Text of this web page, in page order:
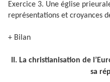
Exercice 3. Une église
représentations et croyances
+ Bilan
II. La christianisation de
sa